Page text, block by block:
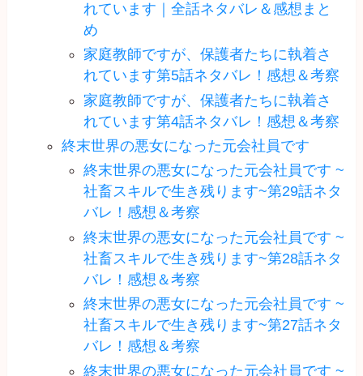
れています｜全話ネタバレ＆感想まと
め
家庭教師ですが、保護者たちに執着さ
れています第5話ネタバレ！感想＆考察
家庭教師ですが、保護者たちに執着さ
れています第4話ネタバレ！感想＆考察
終末世界の悪女になった元会社員です
終末世界の悪女になった元会社員です ~
社畜スキルで生き残ります~第29話ネタ
バレ！感想＆考察
終末世界の悪女になった元会社員です ~
社畜スキルで生き残ります~第28話ネタ
バレ！感想＆考察
終末世界の悪女になった元会社員です ~
社畜スキルで生き残ります~第27話ネタ
バレ！感想＆考察
終末世界の悪女になった元会社員です ~